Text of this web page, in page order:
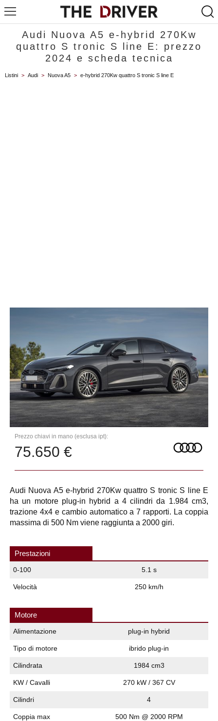
Audi Nuova A5 e-hybrid 270Kw
quattro S tronic S line E: prezzo
2024 e scheda tecnica
Listini > Audi > Nuova A5 > e-hybrid 270Kw quattro S tronic S line E
Prezzo chiavi in mano (esclusa ipt):
75.650 €
Audi Nuova A5 e-hybrid 270Kw quattro S tronic S line E
ha un motore plug-in hybrid a 4 cilindri da 1.984 cm3,
trazione 4x4 e cambio automatico a 7 rapporti. La coppia
massima di 500 Nm viene raggiunta a 2000 giri.
Prestazioni
0-100 5.1 s
Velocità 250 km/h
Motore
Alimentazione plug-in hybrid
Tipo di motore ibrido plug-in
Cilindrata 1984 cm3
KW / Cavalli 270 kW / 367 CV
Cilindri 4
Coppia max 500 Nm @ 2000 RPM